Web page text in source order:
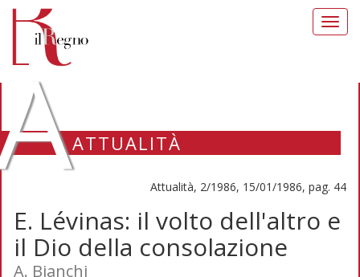
ATTUALITÀ
Attualità, 2/1986, 15/01/1986, pag. 44
E. Lévinas: il volto dell'altro e
il Dio della consolazione
A. Bianchi